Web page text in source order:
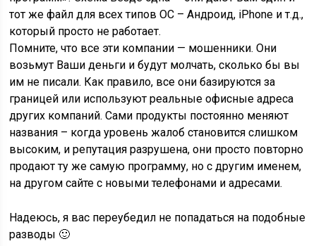
тот же файл для всех типов ОС – Андроид, iPhone и т.д.,
который просто не работает.
Помните, что все эти компании — мошенники. Они
возьмут Ваши деньги и будут молчать, сколько бы вы
им не писали. Как правило, все они базируются за
границей или используют реальные офисные адреса
других компаний. Сами продукты постоянно меняют
названия – когда уровень жалоб становится слишком
высоким, и репутация разрушена, они просто повторно
продают ту же самую программу, но с другим именем,
на другом сайте с новыми телефонами и адресами.
Надеюсь, я вас переубедил не попадаться на подобные
разводы 🙂